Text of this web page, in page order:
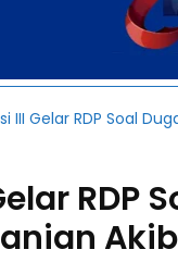
III Gelar RDP Soal
RDP